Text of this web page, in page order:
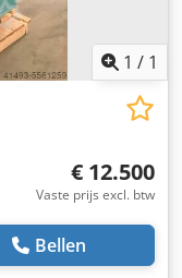
1 / 1
€ 12.500
Vaste prijs excl. btw
Bellen